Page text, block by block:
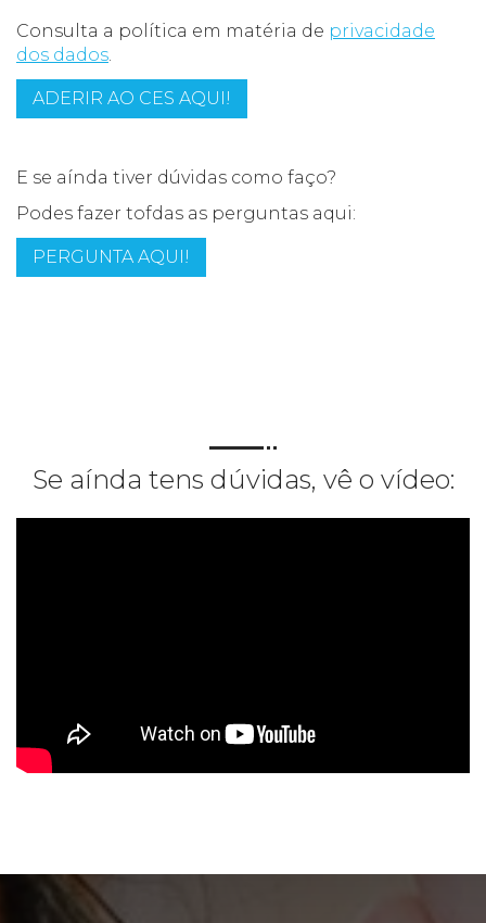
Consulta a política em matéria de privacidade
dos dados.
ADERIR AO CES AQUI!
E se aínda tiver dúvidas como faço?
Podes fazer tofdas as perguntas aqui:
PERGUNTA AQUI!
Se aínda tens dúvidas, vê o vídeo: